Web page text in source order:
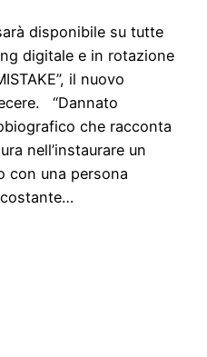
disponibile su tutte
digitale e in rotazione
il nuovo
“Dannato
che racconta
nell’instaurare un
con una persona